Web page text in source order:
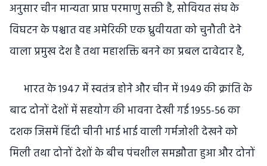
अनुसार चीन मान्यता प्राप्त परमाणु सक्ती है, सोवियत संघ के
विघटन के पश्चात वह अमेरिकी एक ध्रुवीयता को चुनौती देने
वाला प्रमुख देश है तथा महाशक्ति बनने का प्रबल दावेदार है,
भारत के 1947 में स्वतंत्र होने और चीन में 1949 की क्रांति के
बाद दोनों देशों में सहयोग की भावना देखी गई 1955-56 का
दशक जिसमें हिंदी चीनी भाई भाई वाली गर्मजोशी देखने को
मिली तथा दोनों देशों के बीच पंचशील समझौता हुआ और दोनों